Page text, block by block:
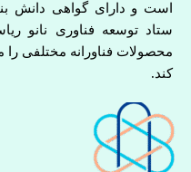
ستاد توسعه فناوری نانو
محصولات فناورانه مختلفی را
کند.